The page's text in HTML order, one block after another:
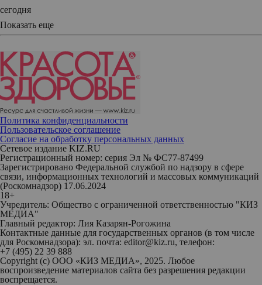
сегодня
Показать еще
Политика конфиденциальности
Пользовательское соглашение
Согласие на обработку персональных данных
Сетевое издание KIZ.RU
Регистрационный номер: серия Эл № ФС77-87499
Зарегистрировано Федеральной службой по надзору в сфере
связи, информационных технологий и массовых коммуникаций
(Роскомнадзор) 17.06.2024
18+
Учредитель: Общество с ограниченной ответственностью "КИЗ
МЕДИА"
Главный редактор: Лия Казарян-Рогожина
Контактные данные для государственных органов (в том числе
для Роскомнадзора): эл. почта: editor@kiz.ru, телефон:
+7 (495) 22 39 888
Copyright (с) ООО «КИЗ МЕДИА», 2025. Любое
воспроизведение материалов сайта без разрешения редакции
воспрещается.